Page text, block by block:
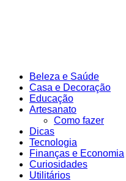
Beleza e Saúde
Casa e Decoração
Educação
Artesanato
Como fazer
Dicas
Tecnologia
Finanças e Economia
Curiosidades
Utilitários